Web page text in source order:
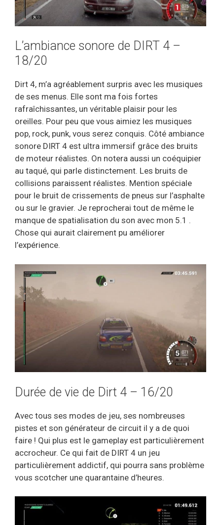
L’ambiance sonore de DIRT 4 –
18/20
Dirt 4, m’a agréablement surpris avec les musiques
de ses menus. Elle sont ma fois fortes
rafraîchissantes, un véritable plaisir pour les
oreilles. Pour peu que vous aimiez les musiques
pop, rock, punk, vous serez conquis. Côté ambiance
sonore DIRT 4 est ultra immersif grâce des bruits
de moteur réalistes. On notera aussi un coéquipier
au taqué, qui parle distinctement. Les bruits de
collisions paraissent réalistes. Mention spéciale
pour le bruit de crissements de pneus sur l’asphalte
ou sur le gravier. Je reprocherai tout de même le
manque de spatialisation du son avec mon 5.1 .
Chose qui aurait clairement pu améliorer
l’expérience.
Durée de vie de Dirt 4 – 16/20
Avec tous ses modes de jeu, ses nombreuses
pistes et son générateur de circuit il y a de quoi
faire ! Qui plus est le gameplay est particulièrement
accrocheur. Ce qui fait de DIRT 4 un jeu
particulièrement addictif, qui pourra sans problème
vous scotcher une quarantaine d’heures.